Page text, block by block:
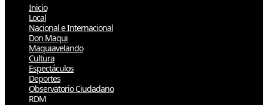
Inicio
Local
Nacional e Internacional
Don Maqui
Maquiavelando
Cultura
Espectáculos
Deportes
Observatorio Ciudadano
RDM